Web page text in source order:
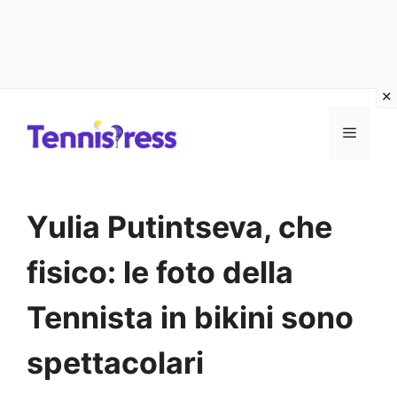
MENU
Yulia Putintseva, che
fisico: le foto della
Tennista in bikini sono
spettacolari